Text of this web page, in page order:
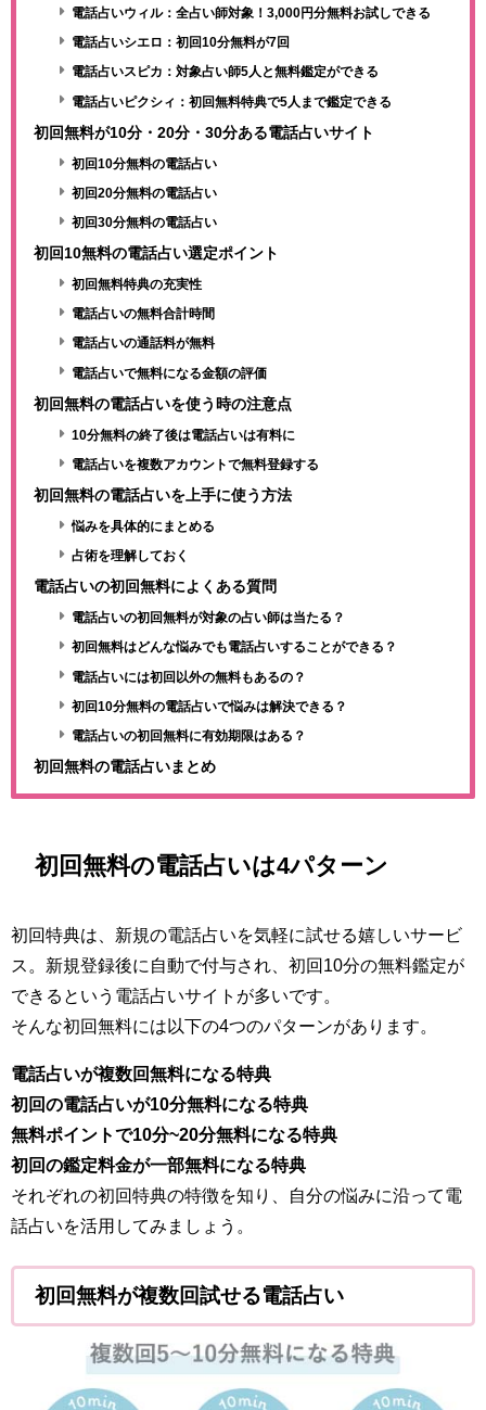
電話占いウィル：全占い師対象！3,000円分無料お試しできる
電話占いシエロ：初回10分無料が7回
電話占いスピカ：対象占い師5人と無料鑑定ができる
電話占いピクシィ：初回無料特典で5人まで鑑定できる
初回無料が10分・20分・30分ある電話占いサイト
初回10分無料の電話占い
初回20分無料の電話占い
初回30分無料の電話占い
初回10無料の電話占い選定ポイント
初回無料特典の充実性
電話占いの無料合計時間
電話占いの通話料が無料
電話占いで無料になる金額の評価
初回無料の電話占いを使う時の注意点
10分無料の終了後は電話占いは有料に
電話占いを複数アカウントで無料登録する
初回無料の電話占いを上手に使う方法
悩みを具体的にまとめる
占術を理解しておく
電話占いの初回無料によくある質問
電話占いの初回無料が対象の占い師は当たる？
初回無料はどんな悩みでも電話占いすることができる？
電話占いには初回以外の無料もあるの？
初回10分無料の電話占いで悩みは解決できる？
電話占いの初回無料に有効期限はある？
初回無料の電話占いまとめ
初回無料の電話占いは4パターン
初回特典は、新規の電話占いを気軽に試せる嬉しいサービ
ス。新規登録後に自動で付与され、初回10分の無料鑑定が
できるという電話占いサイトが多いです。
そんな初回無料には以下の4つのパターンがあります。
電話占いが複数回無料になる特典
初回の電話占いが10分無料になる特典
無料ポイントで10分~20分無料になる特典
初回の鑑定料金が一部無料になる特典
それぞれの初回特典の特徴を知り、自分の悩みに沿って電
話占いを活用してみましょう。
初回無料が複数回試せる電話占い